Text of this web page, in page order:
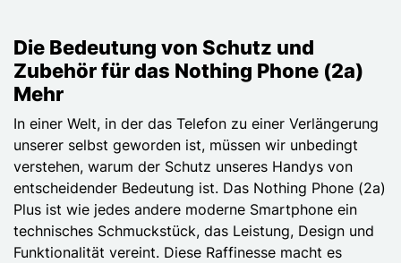
Die Bedeutung von Schutz und
Zubehör für das Nothing Phone (2a)
Mehr
In einer Welt, in der das Telefon zu einer Verlängerung
unserer selbst geworden ist, müssen wir unbedingt
verstehen, warum der Schutz unseres Handys von
entscheidender Bedeutung ist. Das Nothing Phone (2a)
Plus ist wie jedes andere moderne Smartphone ein
technisches Schmuckstück, das Leistung, Design und
Funktionalität vereint. Diese Raffinesse macht es